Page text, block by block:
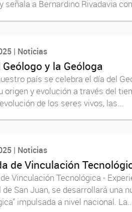
señala a Bernardino Rivadavia
| Noticias
Geólogo y la Geóloga
país se celebra el día del
origen y evolución a través del
de los seres vivos, las...
| Noticias
de Vinculación
Vinculación Tecnológica -
de San Juan, se desarrollará una
impulsada a nivel nacional.